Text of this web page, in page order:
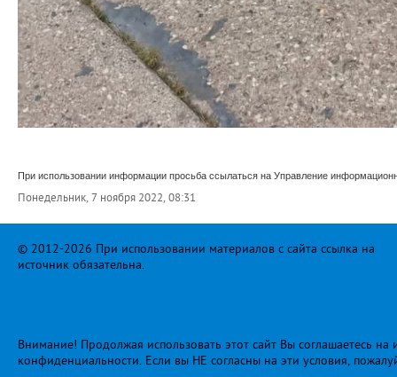
При использовании информации просьба ссылаться на Управление
Понедельник, 7 ноября 2022, 08:31
© 2012-2026 При использовании материалов с сайта ссылка на
источник обязательна.
Внимание! Продолжая использовать этот сайт Вы соглашаетесь
конфиденциальности . Если вы НЕ согласны на эти условия,